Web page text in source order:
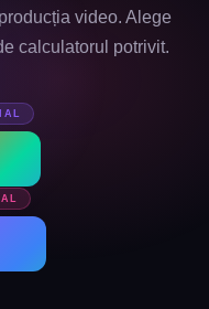
video. Alege
calculatorul potrivit.